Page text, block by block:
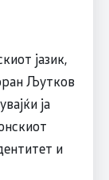
јазик,
Љутков
ја
и